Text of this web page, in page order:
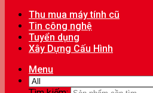
Thu mua máy tính cũ
Tin công nghệ
Tuyển dụng
Xây Dựng Cấu Hình
Menu